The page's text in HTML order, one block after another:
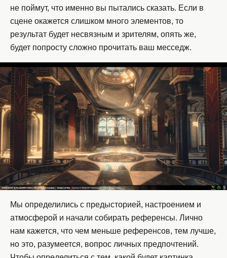
не поймут, что именно вы пытались сказать. Если в
сцене окажется слишком много элементов, то
результат будет несвязным и зрителям, опять же,
будет попросту сложно прочитать ваш месседж.
Мы определились с предысторией, настроением и
атмосферой и начали собирать референсы. Лично
нам кажется, что чем меньше референсов, тем лучше,
но это, разумеется, вопрос личных предпочтений.